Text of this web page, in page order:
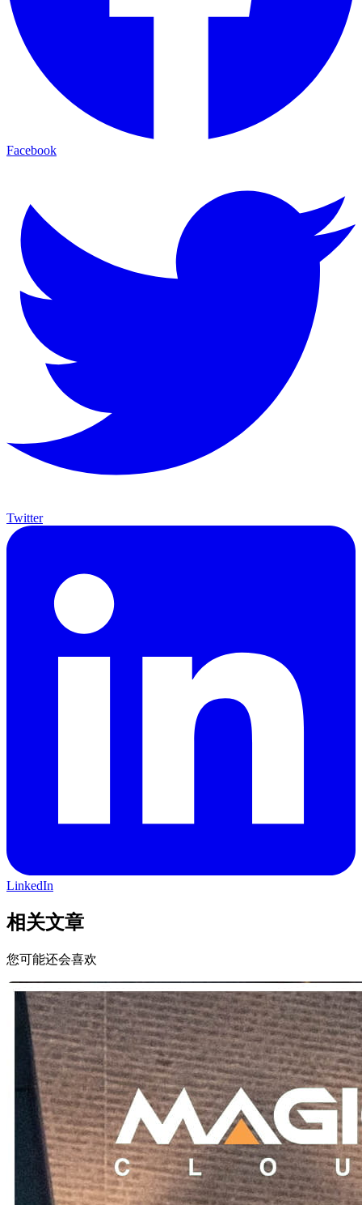
Facebook
Twitter
LinkedIn
相关文章
您可能还会喜欢